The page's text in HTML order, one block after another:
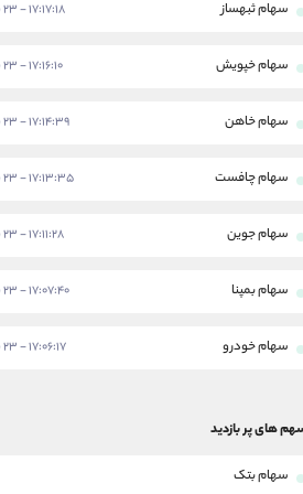
سهام ثبهساز ۱۷:۱۷:۱۸ - ۲۳ شهریور ۱۴۰۱
سهام خپویش ۱۷:۱۶:۱۰ - ۲۳ شهریور ۱۴۰۱
سهام خاهن ۱۷:۱۴:۳۹ - ۲۳ شهریور ۱۴۰۱
سهام چافست ۱۷:۱۳:۳۵ - ۲۳ شهریور ۱۴۰۱
سهام جوین ۱۷:۱۱:۲۸ - ۲۳ شهریور ۱۴۰۱
سهام بمپنا ۱۷:۰۷:۴۰ - ۲۳ شهریور ۱۴۰۱
سهام خودرو ۱۷:۰۶:۱۷ - ۲۳ شهریور ۱۴۰۱
های پر بازدید
سهام بتک